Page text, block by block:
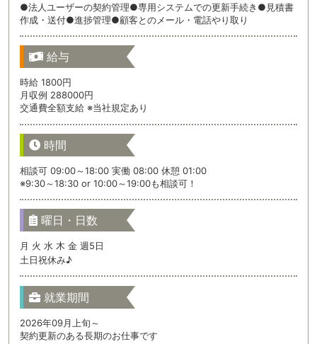
●法人ユーザーの契約管理●専用システムでの更新手続き●見積書
作成・送付●進捗管理●顧客とのメール・電話やり取り
給与
時給 1800円
月収例 288000円
交通費全額支給 ※当社規定あり
時間
相談可 09:00～18:00 実働 08:00 休憩 01:00
※9:30～18:30 or 10:00～19:00も相談可！
曜日・日数
月 火 水 木 金 週5日
土日祝休み♪
就業期間
2026年09月上旬～
契約更新のある長期のお仕事です